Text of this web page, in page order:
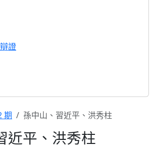
證
期 孫中山、習近平、洪秀柱
近平、洪秀柱